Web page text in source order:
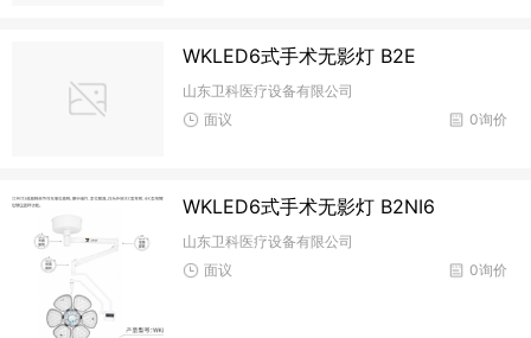
WKLED6式手术无影灯 B2E
山东卫科医疗设备有限公司
0询价
面议
WKLED6式手术无影灯 B2NI6
山东卫科医疗设备有限公司
0询价
面议